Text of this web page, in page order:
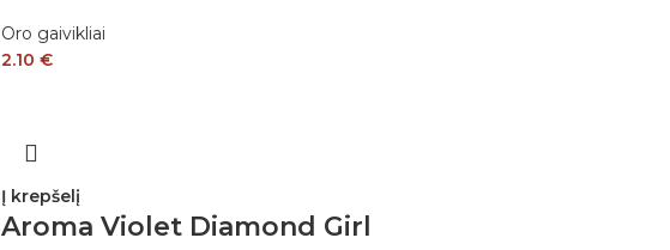
Oro gaivikliai
2.10 €
Į krepšelį
Aroma Violet Diamond Girl